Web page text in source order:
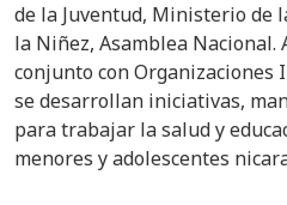
de la Juventud, Ministerio de
la Niñez, Asamblea Nacional.
conjunto con
se desarrollan iniciativas,
para trabajar la salud y
menores y adolescentes